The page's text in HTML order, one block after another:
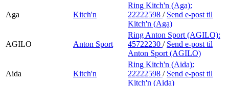
Aga Kitch'n
Ring Kitch'n (Aga):
22222598 / Send e-post til
Kitch'n (Aga)
AGILO Anton Sport
Ring Anton Sport (AGILO):
45722230 / Send e-post til
Anton Sport (AGILO)
Aida Kitch'n
Ring Kitch'n (Aida):
22222598 / Send e-post til
Kitch'n (Aida)